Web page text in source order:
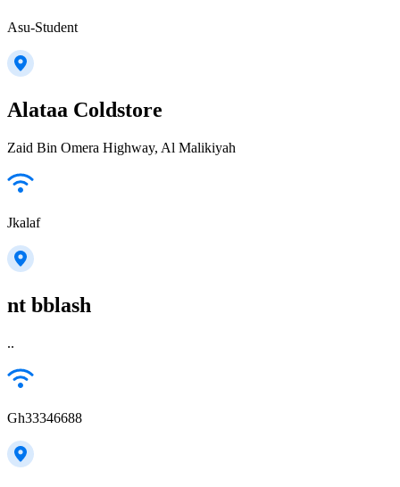
Asu-Student
Alataa Coldstore
Zaid Bin Omera Highway, Al Malikiyah
Jkalaf
nt bblash
..
Gh33346688